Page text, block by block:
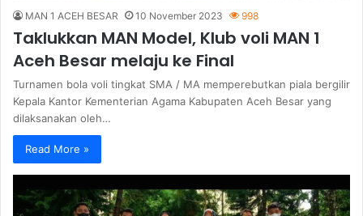
MAN 1 ACEH BESAR 10 November 2023 998
Taklukkan MAN Model, Klub voli MAN 1
Aceh Besar melaju ke Final
Turnamen bola voli tingkat SMA / MA memperebutkan piala bergilir
Kepala Kantor Kementerian Agama Kabupaten Aceh Besar yang
dilaksanakan oleh…
Read More »